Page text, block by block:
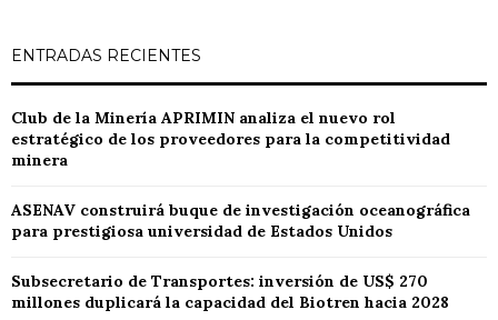
ENTRADAS RECIENTES
Club de la Minería APRIMIN analiza el nuevo rol
estratégico de los proveedores para la competitividad
minera
ASENAV construirá buque de investigación oceanográfica
para prestigiosa universidad de Estados Unidos
Subsecretario de Transportes: inversión de US$ 270
millones duplicará la capacidad del Biotren hacia 2028